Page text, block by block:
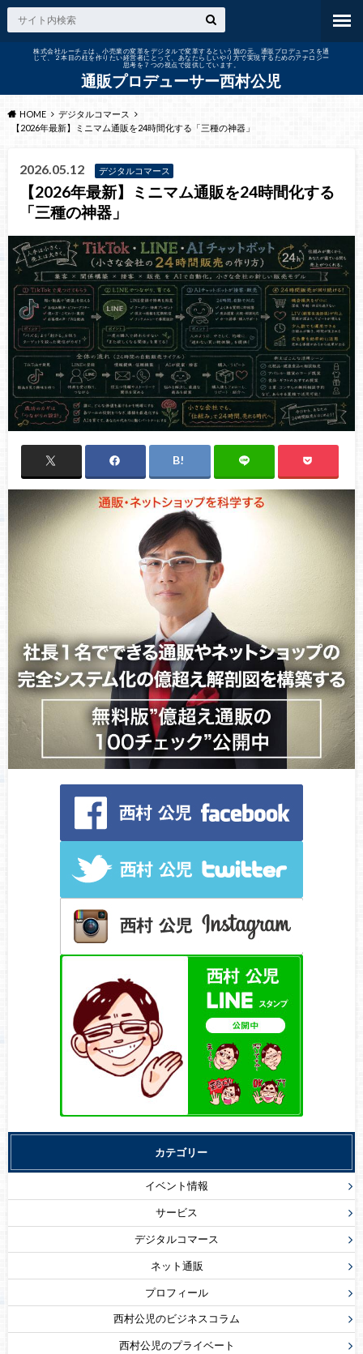
株式会社ルーチェは、小売業の変革をデジタルで変革するという旗の元、通販プロデュースを通
じて、２本目の柱を作りたい経営者にとって、あなたらしいやり方で実現するためのアナロジー
思考を７つの視点で提供しています。
通販プロデューサー西村公児
HOME
デジタルコマース
【2026年最新】ミニマム通販を24時間化する「三種の神器」
2026.05.12 デジタルコマース
【2026年最新】ミニマム通販を24時間化する
「三種の神器」
カテゴリー
イベント情報
サービス
デジタルコマース
ネット通販
プロフィール
西村公児のビジネスコラム
西村公児のプライベート